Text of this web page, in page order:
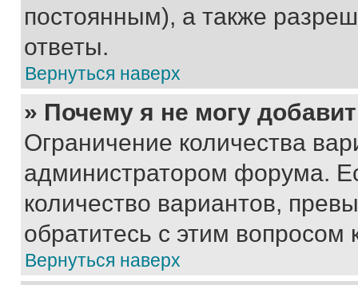
постоянным), а также
ответы.
Вернуться наверх
» Почему я не могу
Ограничение количества
администратором форума.
количество вариантов,
обратитесь с этим вопросом
Вернуться наверх